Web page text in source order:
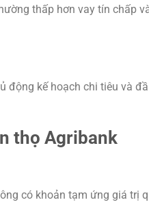
thấp hơn vay tín chấp
động kế hoạch chi tiêu và
thọ Agribank
có khoản tạm ứng giá trị